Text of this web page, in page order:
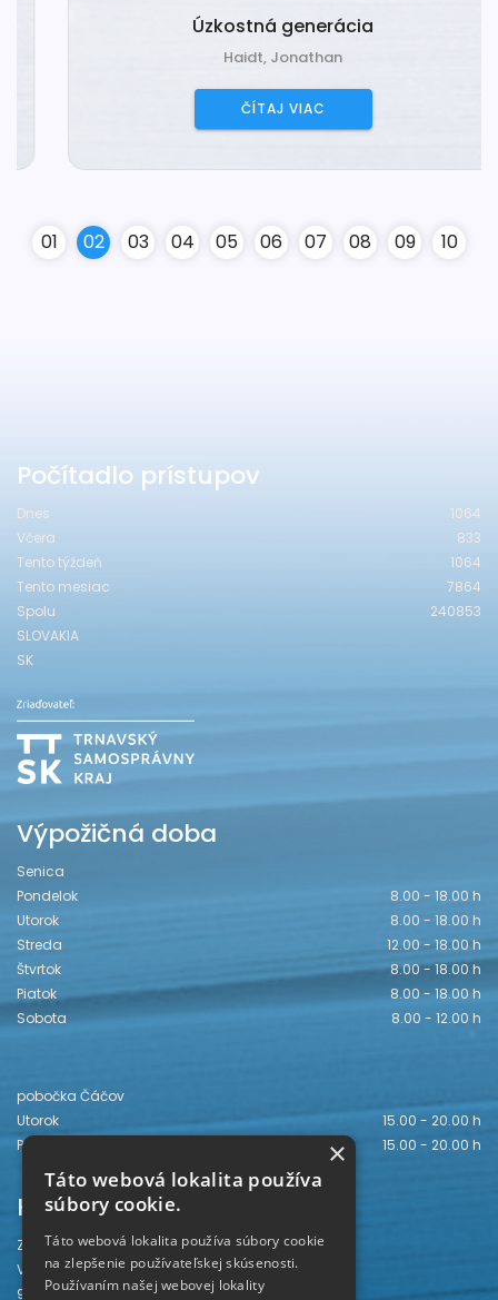
Úzkostná generácia
Haidt, Jonathan
ČÍTAJ VIAC
01 02 03 04 05 06 07 08 09 10
Počítadlo prístupov
Dnes
1064
Včera
833
Tento týždeň
1064
Tento mesiac
7864
Spolu
240853
SLOVAKIA
SK
Výpožičná doba
Senica
Pondelok
8.00 - 18.00 h
Utorok
8.00 - 18.00 h
Streda
12.00 - 18.00 h
Štvrtok
8.00 - 18.00 h
Piatok
8.00 - 18.00 h
Sobota
8.00 - 12.00 h
pobočka Čáčov
Utorok
15.00 - 20.00 h
Piatok
15.00 - 20.00 h
Kontakt
Záhorská knižnica
Vajanského 28
905 01 Senica
×
Táto webová lokalita používa
súbory cookie.
Táto webová lokalita používa súbory cookie
na zlepšenie používateľskej skúsenosti.
Používaním našej webovej lokality